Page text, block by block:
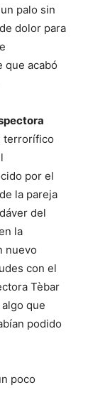
palo sin
dolor para
que acabó
terrorífico
por el
la pareja
del
la
nuevo
con el
Tèbar
que
podido
poco